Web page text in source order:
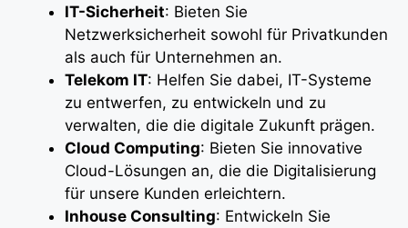
IT-Sicherheit: Bieten Sie
Netzwerksicherheit sowohl für Privatkunden
als auch für Unternehmen an.
Telekom IT: Helfen Sie dabei, IT-Systeme
zu entwerfen, zu entwickeln und zu
verwalten, die die digitale Zukunft prägen.
Cloud Computing: Bieten Sie innovative
Cloud-Lösungen an, die die Digitalisierung
für unsere Kunden erleichtern.
Inhouse Consulting: Entwickeln Sie